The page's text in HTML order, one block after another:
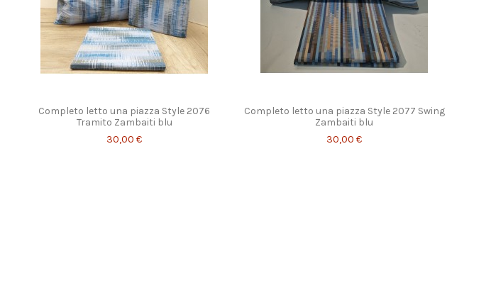
Completo letto una piazza Style 2076
Tramito Zambaiti blu
30,00 €
Completo letto una piazza Style 2077 Swing
Zambaiti blu
30,00 €